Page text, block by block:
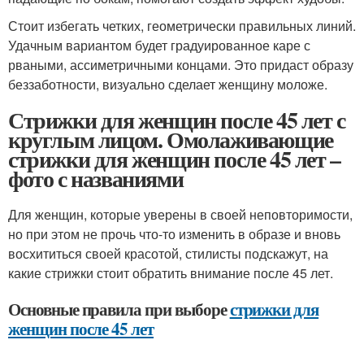
Стоит избегать четких, геометрически правильных линий.
Удачным вариантом будет градуированное каре с
рваными, ассиметричными концами. Это придаст образу
беззаботности, визуально сделает женщину моложе.
Стрижки для женщин после 45 лет с
круглым лицом. Омолаживающие
стрижки для женщин после 45 лет –
фото с названиями
Для женщин, которые уверены в своей неповторимости,
но при этом не прочь что-то изменить в образе и вновь
восхититься своей красотой, стилисты подскажут, на
какие стрижки стоит обратить внимание после 45 лет.
Основные правила при выборестрижки для
женщин после 45 лет